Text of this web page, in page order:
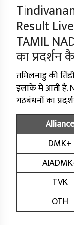
Result
TAMIL
का प्रदर्शन
तमिलनाडु की
इलाके में आती है.
गठबंधनों का
Alliance
DMK+
TVK
OTH